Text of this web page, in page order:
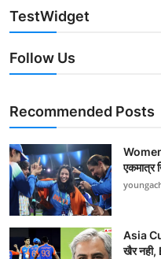
TestWidget
Follow Us
Recommended Posts
एकमात्र
Asia
खैर नही,